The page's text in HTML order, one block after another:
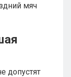
мяч
допустят